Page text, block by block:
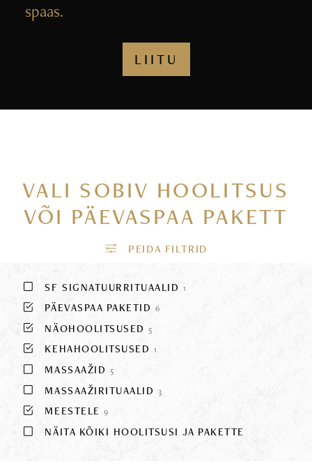
spaas.
LIITU
VALI SOBIV HOOLITSUS
VÕI PÄEVASPAA PAKETT
SF SIGNATUURRITUAALID 1
PÄEVASPAA PAKETID 6
NÄOHOOLITSUSED5
KEHAHOOLITSUSED 1
MASSAAŽID 5
MASSAAŽIRITUAALID 3
MEESTELE9
NÄITA KÕIKI HOOLITSUSI JA PAKETTE